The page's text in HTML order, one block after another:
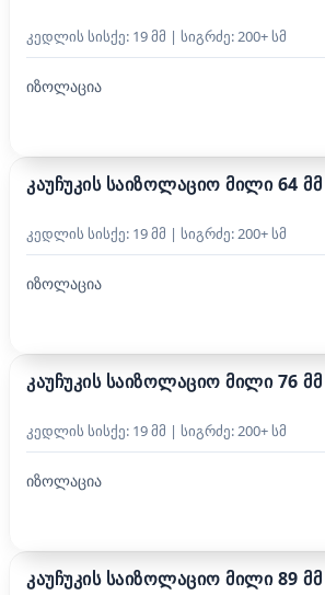
კედლის სისქე: 19 მმ | სიგრძე: 200+ სმ
იზოლაცია
კაუჩუკის საიზოლაციო მილი 64 მმ
კედლის სისქე: 19 მმ | სიგრძე: 200+ სმ
იზოლაცია
კაუჩუკის საიზოლაციო მილი 76 მმ
კედლის სისქე: 19 მმ | სიგრძე: 200+ სმ
იზოლაცია
კაუჩუკის საიზოლაციო მილი 89 მმ